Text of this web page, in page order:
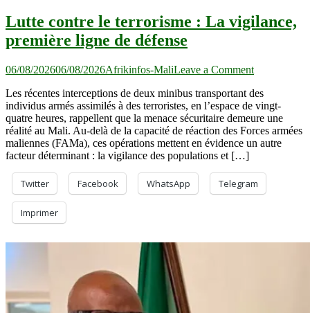
Lutte contre le terrorisme : La vigilance,
première ligne de défense
06/08/202606/08/2026Afrikinfos-MaliLeave a Commenton
contre
le
terrorisme :
La
vigilance,
de
défense
Les récentes interceptions de deux minibus transportant des
individus armés assimilés à des terroristes, en l’espace de vingt-
quatre heures, rappellent que la menace sécuritaire demeure une
réalité au Mali. Au-delà de la capacité de réaction des Forces armées
maliennes (FAMa), ces opérations mettent en évidence un autre
facteur déterminant : la vigilance des populations et […]
Twitter Facebook WhatsApp Telegram
Imprimer